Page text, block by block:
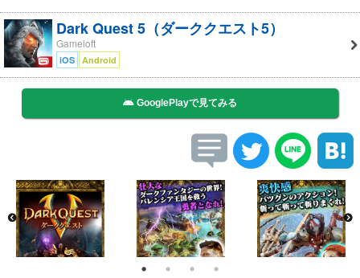
Dark Quest 5（ダーククエスト5）
Gameloft
iOS Android
GooglePlayで見てみる